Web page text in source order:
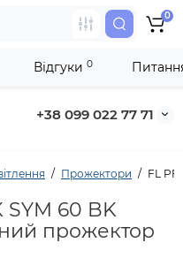
+38 099 022 77 71
0
Прожектори FL
SYM 60 BK
прожектор
Відгуки 0